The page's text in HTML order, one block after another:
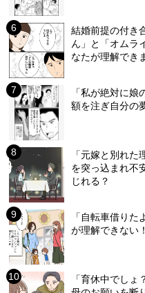
結婚前提の付き
ん」と「オムラ
なたが理解でき
「私が絶対に
額を注ぎ自分の
「元嫁と別れ
を突っ込まれ不
じれる？
「自転車借り
が理解できない
「育休中でし